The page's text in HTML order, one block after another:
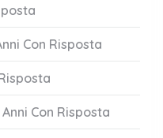
Con Risposta
Con Risposta